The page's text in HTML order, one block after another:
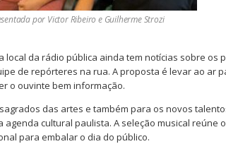
por Victor Ribeiro e Guilherme Strozi
local da rádio pública ainda tem notícias sobre os
de repórteres na rua. A proposta é levar ao ar
o ouvinte bem informação.
das artes e também para os novos
cultural paulista. A seleção musical reúne
para embalar o dia do público.